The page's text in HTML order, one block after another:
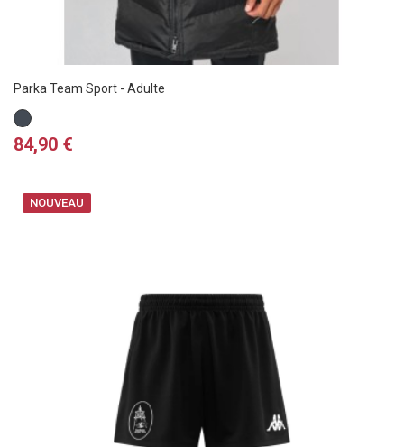
Parka Team Sport - Adulte
Noir
Prix
84,90 €
NOUVEAU